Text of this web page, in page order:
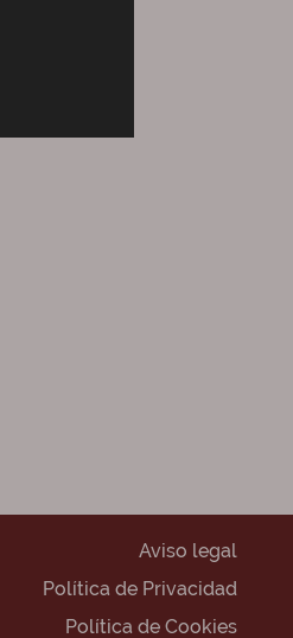
Aviso legal
Política de Privacidad
Política de Cookies